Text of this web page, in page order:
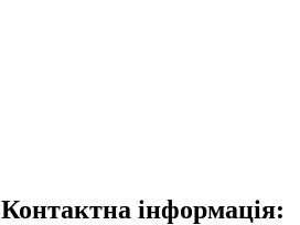
Контактна інформація: